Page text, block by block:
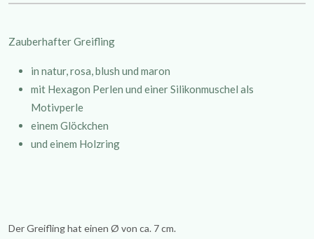
Zauberhafter Greifling
in natur, rosa, blush und maron
mit Hexagon Perlen und einer Silikonmuschel als
Motivperle
einem Glöckchen
und einem Holzring
Der Greifling hat einen Ø von ca. 7 cm.